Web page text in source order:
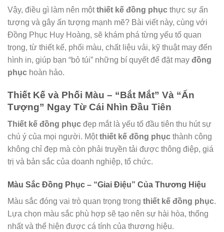
Vậy, điều gì làm nên mộtthiết kế đồng phục thực sự ấn
tượng và gây ấn tượng mạnh mẽ? Bài viết này, cùng với
Đồng Phục Huy Hoàng, sẽ khám phá từng yếu tố quan
trọng, từ thiết kế, phối màu, chất liệu vải, kỹ thuật may đến
hình in, giúp bạn “bỏ túi” những bí quyết để đặt may đồng
phục hoàn hảo.
Thiết Kế và Phối Màu – “Bắt Mắt” Và “Ấn
Tượng” Ngay Từ Cái Nhìn Đầu Tiên
Thiết kế đồng phục đẹp mắt là yếu tố đầu tiên thu hút sự
chú ý của mọi người. Mộtthiết kế đồng phục thành công
không chỉ đẹp mà còn phải truyền tải được thông điệp, giá
trị và bản sắc của doanh nghiệp, tổ chức.
Màu Sắc Đồng Phục – “Giai Điệu” Của Thương Hiệu
Màu sắc đóng vai trò quan trọng trong thiết kế đồng phục.
Lựa chọn màu sắc phù hợp sẽ tạo nên sự hài hòa, thống
nhất và thể hiện được cá tính của thương hiệu.